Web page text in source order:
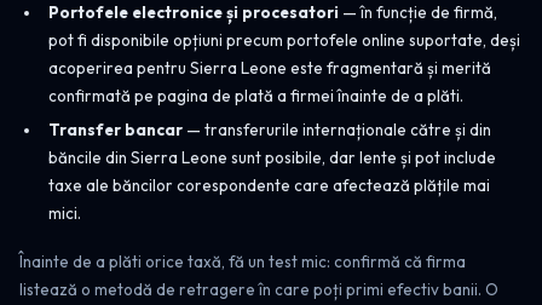
Portofele electronice și procesatori — în funcție de firmă,
pot fi disponibile opțiuni precum portofele online suportate, deși
acoperirea pentru Sierra Leone este fragmentară și merită
confirmată pe pagina de plată a firmei înainte de a plăti.
Transfer bancar— transferurile internaționale către și din
băncile din Sierra Leone sunt posibile, dar lente și pot include
taxe ale băncilor corespondente care afectează plățile mai
mici.
Înainte de a plăti orice taxă, fă un test mic: confirmă că firma
listează o metodă de retragere în care poți primi efectiv banii. O